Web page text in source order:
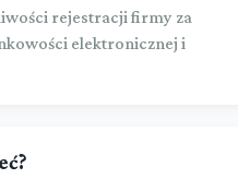
rejestracji firmy za
elektronicznej i